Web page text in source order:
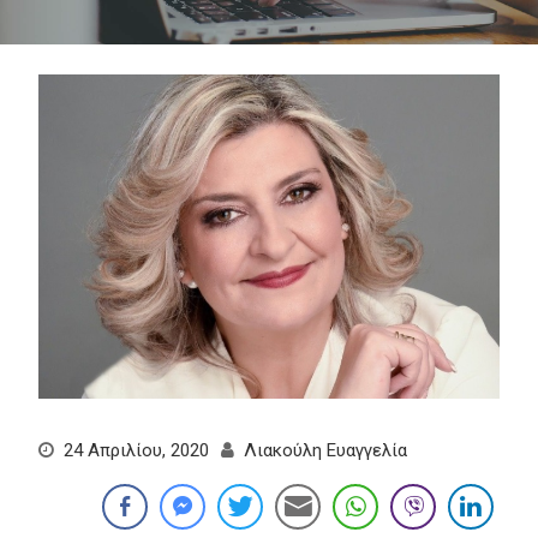
24 Απριλίου, 2020 Λιακούλη Ευαγγελία